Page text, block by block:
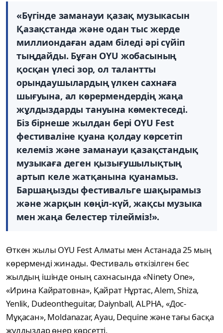
«Бүгінде заманауи қазақ музыкасын
Қазақстанда және одан тыс жерде
миллиондаған адам біледі әрі сүйіп
тыңдайды. Бұған OYU жобасының
қосқан үлесі зор, ол талантты
орындаушылардың үлкен сахнаға
шығуына, ал көрермендердің жаңа
жұлдыздарды тануына көмектеседі.
Біз бірнеше жылдан бері OYU Fest
фестиваліне қуана қолдау көрсетіп
келеміз және заманауи қазақстандық
музыкаға деген қызығушылықтың
артып келе жатқанына қуанамыз.
Баршаңызды фестивальге шақырамыз
және жарқын көңіл-күй, жақсы музыка
мен жаңа белестер тілейміз!».
Өткен жылы OYU Fest Алматы мен Астанада 25 мың
көрерменді жинады. Фестиваль өткізілген бес
жылдың ішінде оның сахнасында «Ninety One»,
«Ирина Кайратовна», Қайрат Нұртас, Alem, Shiza,
Yenlik, Dudeontheguitar, Daiynball, ALPHA, «Дос-
Мұқасан», Moldanazar, Ayau, Dequine және тағы басқа
жұлдыздар өнер көрсетті.